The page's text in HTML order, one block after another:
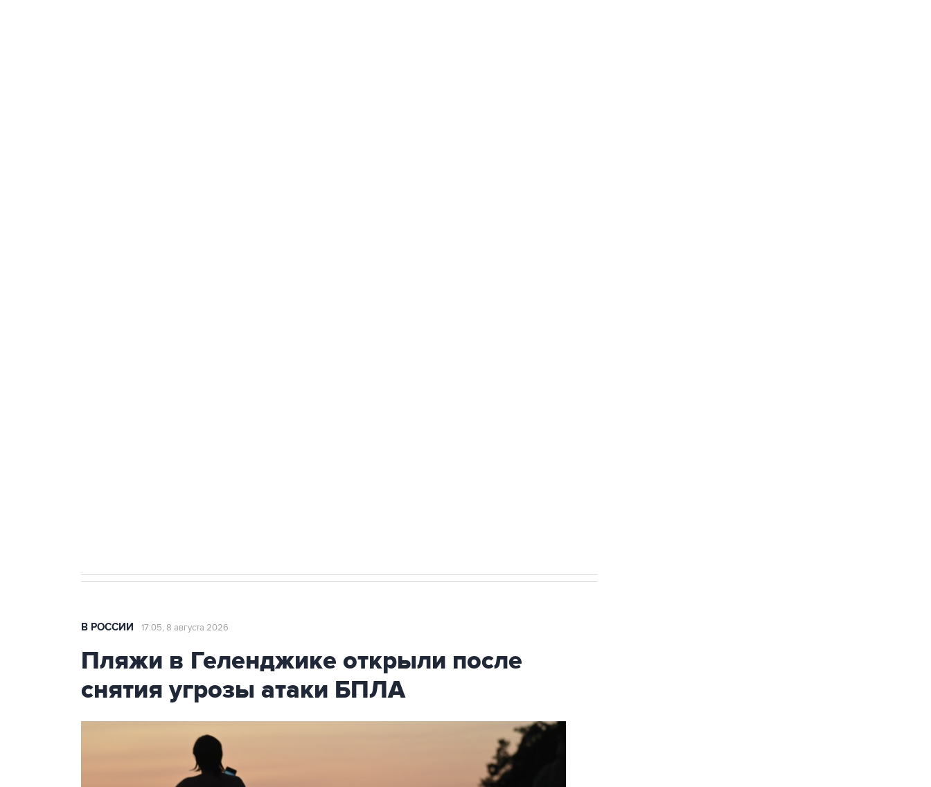
В РОССИИ 17:05, 8 августа 2026
Пляжи в Геленджике открыли после
снятия угрозы атаки БПЛА